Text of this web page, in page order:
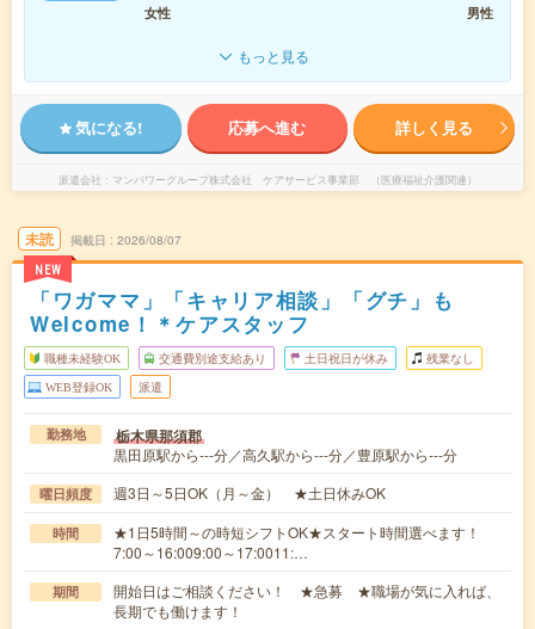
女性
男性
もっと見る
気になる! 応募へ進む 詳しく見る
派遣会社 マンパワーグループ株式会社 ケアサービス事業部 （医療福祉介護関連）
未読
NEW
掲載日 2026/08/07
「ワガママ」「キャリア相談」「グチ」も
Welcome！＊ケアスタッフ
職種未経験OK 交通費別途支給あり 土日祝日が休み 残業なし
WEB登録OK 派遣
勤務地 栃木県那須郡
黒田原駅から---分／高久駅から---分／豊原駅から---分
曜日頻度 週3日～5日OK（月～金） ★土日休みOK
時間
★1日5時間～の時短シフトOK★スタート時間選べます！
7:00～16:009:00～17:0011:…
期間
開始日はご相談ください！ ★急募 ★職場が気に入れば、
長期でも働けます！